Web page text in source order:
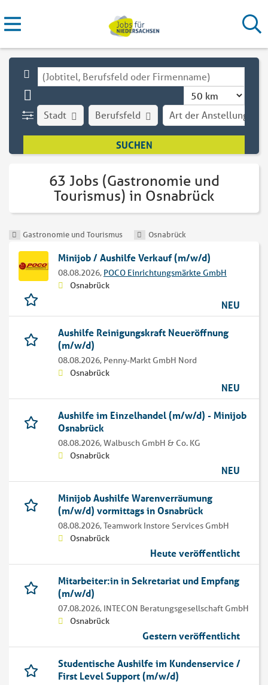
Stadt Art der Anstellung
Berufsfeld
63 Jobs (Gastronomie und
Tourismus) in Osnabrück
Gastronomie und Tourismus Osnabrück
Minijob / Aushilfe Verkauf (m/w/d)
08.08.2026, POCO Einrichtungsmärkte GmbH
Osnabrück
NEU
Aushilfe Reinigungskraft Neueröffnung
(m/w/d)
08.08.2026, Penny-Markt GmbH Nord
Osnabrück
NEU
Aushilfe im Einzelhandel (m/w/d) - Minijob
Osnabrück
08.08.2026,Walbusch GmbH & Co. KG
Osnabrück
NEU
Minijob Aushilfe Warenverräumung
(m/w/d) vormittags in Osnabrück
08.08.2026,Teamwork Instore Services GmbH
Osnabrück
Heute veröffentlicht
Mitarbeiter:in in Sekretariat und Empfang
(m/w/d)
07.08.2026, INTECON Beratungsgesellschaft GmbH
Osnabrück
Gestern veröffentlicht
Studentische Aushilfe im Kundenservice /
First Level Support (m/w/d)